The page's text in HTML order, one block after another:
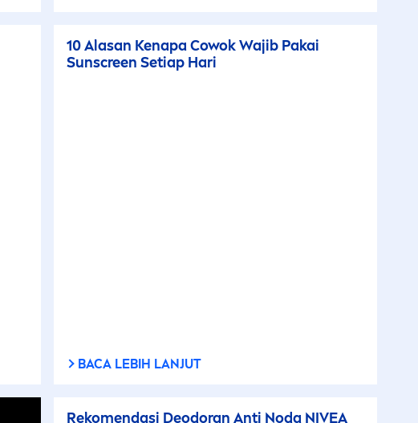
10 Alasan Kenapa Cowok Wajib Pakai
Sunscreen Setiap Hari
BACA LEBIH LANJUT
Rekomendasi Deodoran Anti Noda NIVEA